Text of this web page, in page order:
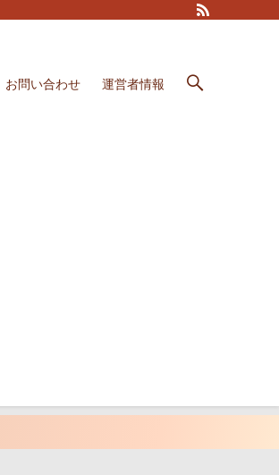
お問い合わせ 運営者情報